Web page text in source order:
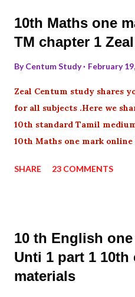
10th Maths one
TM chapter 1
ByCentum Study February
Zeal Centum study shares
for all subjects .Here we
10th standard Tamil
10th Maths one mark
SHARE 23 COMMENTS
10 th English
Unti 1 part 1
materials